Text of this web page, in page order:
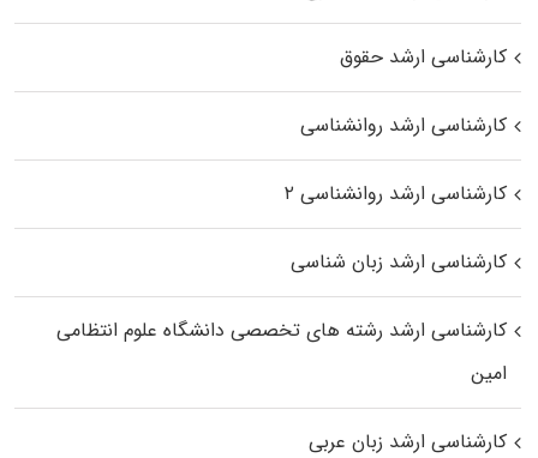
کارشناسی ارشد حقوق
کارشناسی ارشد روانشناسی
کارشناسی ارشد روانشناسی ۲
کارشناسی ارشد زبان شناسی
کارشناسی ارشد رﺷﺘﻪ ﻫﺎی تخصصی داﻧﺸﮕﺎه ﻋﻠﻮم انتظامی
اﻣﻴﻦ
کارشناسی ارشد زبان عربی